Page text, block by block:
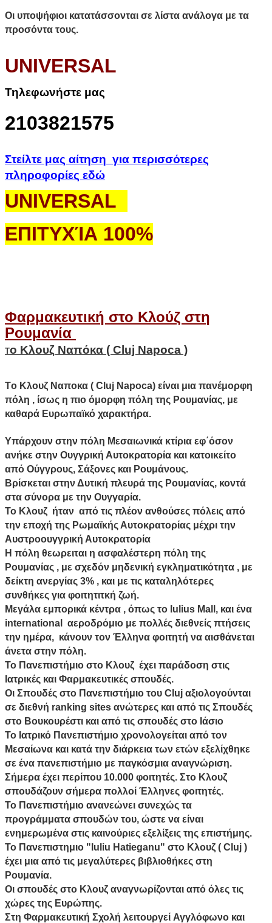
Οι υποψήφιοι κατατάσσονται σε λίστα ανάλογα με τα
προσόντα τους.
UNIVERSAL
Τηλεφωνήστε μας
2103821575
Στείλτε μας αίτηση για περισσότερες
πληροφορίες εδώ
UNIVERSAL
ΕΠΙΤΥΧΊΑ 100%
Φαρμακευτική στο Κλούζ στη
Ρουμανία
Το Κλουζ Ναπόκα ( Cluj Napoca )
Τo Κλουζ Ναποκα ( Cluj Napoca) είναι μια πανέμορφη
πόλη , ίσως η πιο όμορφη πόλη της Ρουμανίας, με
καθαρά Ευρωπαϊκό χαρακτήρα.
Υπάρχουν στην πόλη Μεσαιωνικά κτίρια εφ΄όσον
ανήκε στην Ουγγρική Αυτοκρατορία και κατοικείτο
από Ούγγρους, Σάξονες και Ρουμάνους.
Βρίσκεται στην Δυτική πλευρά της Ρουμανίας, κοντά
στα σύνορα με την Ουγγαρία.
Το Κλουζ ήταν από τις πλέον ανθούσες πόλεις από
την εποχή της Ρωμαϊκής Αυτοκρατορίας μέχρι την
Αυστροουγγρική Αυτοκρατορία
Η πόλη θεωρειται η ασφαλέστερη πόλη της
Ρουμανίας , με σχεδόν μηδενική εγκληματικότητα , με
δείκτη ανεργίας 3% , και με τις καταληλότερες
συνθήκες για φοιτητιτκή ζωή.
Μεγάλα εμπορικά κέντρα , όπως το Iulius Mall, και ένα
international αεροδρόμιο με πολλές διεθνείς πτήσεις
την ημέρα, κάνουν τον Έλληνα φοιτητή να αισθάνεται
άνετα στην πόλη.
Το Πανεπιστήμιο στο Κλουζ έχει παράδοση στις
Ιατρικές και Φαρμακευτικές σπουδές.
Οι Σπουδές στο Πανεπιστήμιο του Cluj αξιολογούνται
σε διεθνή ranking sites ανώτερες και από τις Σπουδές
στο Βουκουρέστι και από τις σπουδές στο Ιάσιο
Το Ιατρικό Πανεπιστήμιο χρονολογείται από τον
Μεσαίωνα και κατά την διάρκεια των ετών εξελίχθηκε
σε ένα πανεπιστήμιο με παγκόσμια αναγνώριση.
Σήμερα έχει περίπου 10.000 φοιτητές. Στο Κλουζ
σπουδάζουν σήμερα πολλοί Έλληνες φοιτητές.
Το Πανεπιστήμιο ανανεώνει συνεχώς τα
προγράμματα σπουδών του, ώστε να είναι
ενημερωμένα στις καινούριες εξελίξεις της επιστήμης.
Το Πανεπιστημιο "Iuliu Hatieganu" στο Κλουζ ( Cluj )
έχει μια από τις μεγαλύτερες βιβλιοθήκες στη
Ρουμανία.
Οι σπουδές στο Κλουζ αναγνωρίζονται από όλες τις
χώρες της Ευρώπης.
Στη Φαρμακευτική Σχολή λειτουργεί Αγγλόφωνο και